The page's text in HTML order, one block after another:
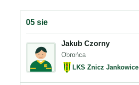
05 sie
Jakub Czorny
Obrońca
LKS Znicz Jankowice